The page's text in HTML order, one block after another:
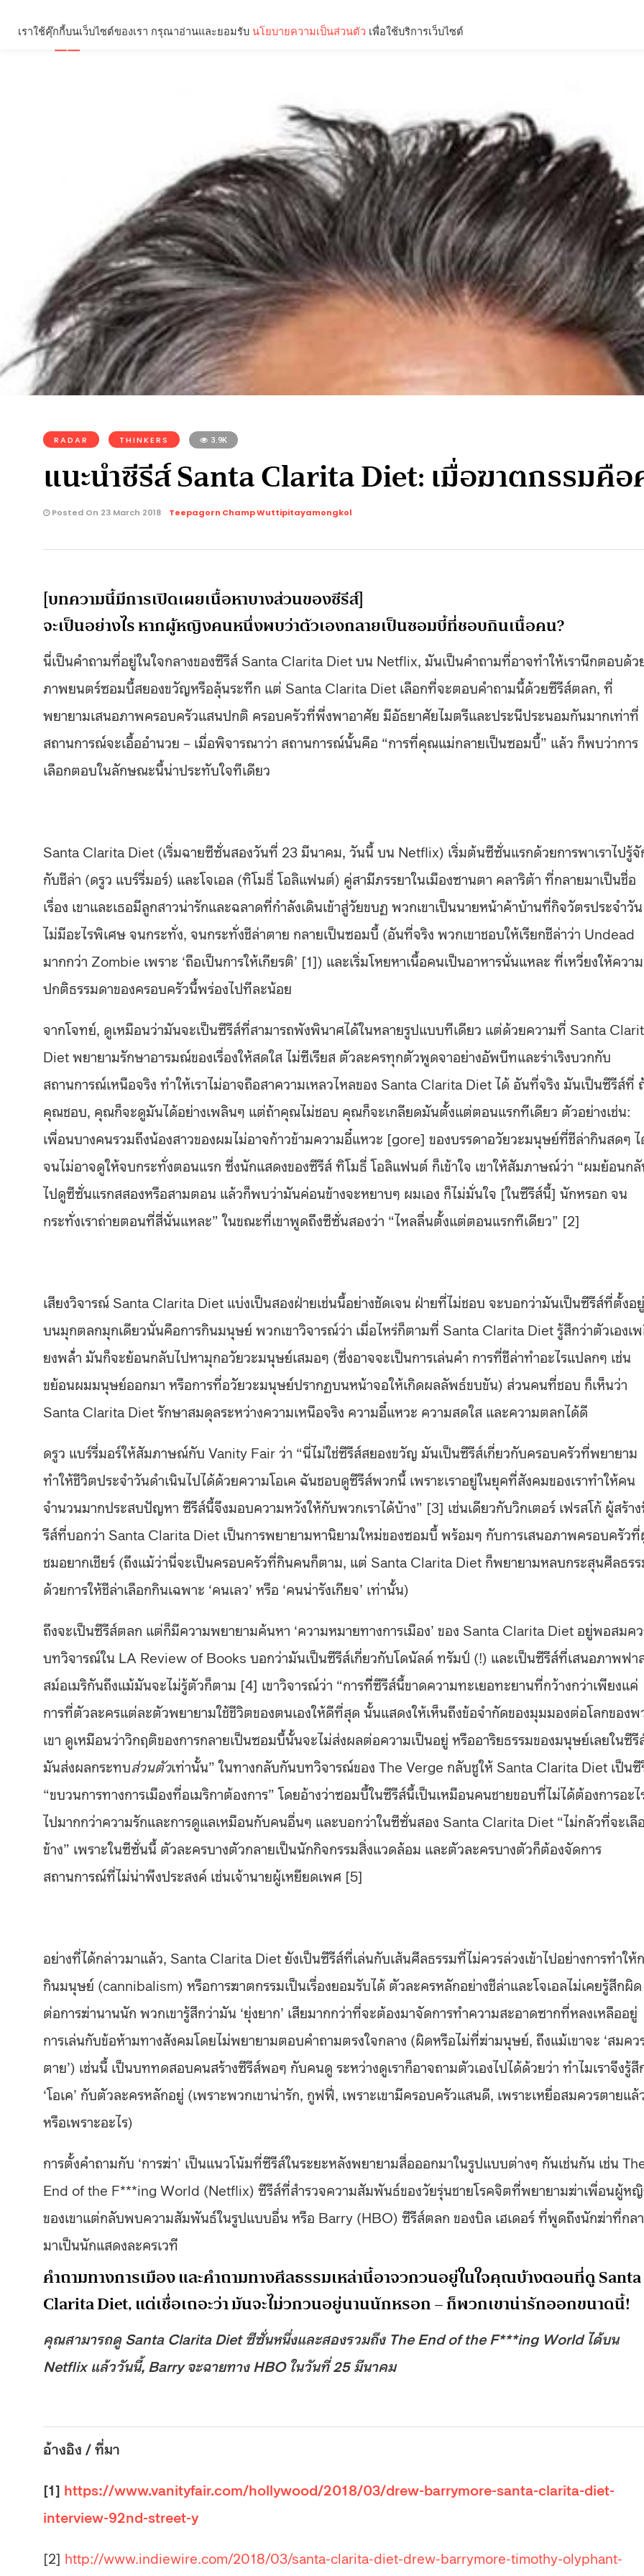
RADAR THINKERS 3.9K
แนะนำซีรีส์ Santa Clarita Diet: เมื่อฆาตกรรมคื
Posted On 23 March 2018 Teepagorn Champ Wuttipitayamongkol
[บทความนี้มีการเปิดเผยเนื้อหาบางส่วนของซีรีส์]
จะเป็นอย่างไร หากผู้หญิงคนหนึ่งพบว่าตัวเองกลายเป็นซอมบี้ที่ชอบกินเนื้อคน?
นี่เป็นคำถามที่อยู่ในใจกลางของซีรีส์​ Santa Clarita​ Diet บน Netflix, มันเป็นคำถามที่อาจทำให้เรานึกตอบด้ว
ภาพยนตร์ซอมบี้สยองขวัญหรือลุ้นระทึก แต่ Santa Clarita Diet เลือกที่จะตอบคำถามนี้ด้วยซีรีส์ตลก, ที่
พยายามเสนอภาพครอบครัวแสนปกติ ครอบครัวที่พึ่งพาอาศัย มีอัธยาศัยไมตรีและประนีประนอมกันมากเท่าที่
สถานการณ์จะเอื้ออำนวย – เมื่อพิจารณาว่า สถานการณ์นั้นคือ “การที่คุณแม่กลายเป็นซอมบี้” แล้ว ก็พบว่าการ
เลือกตอบในลักษณะนี้น่าประทับใจทีเดียว
Santa Clarita Diet (เริ่มฉายซีซั่นสองวันที่ 23 มีนาคม, วันนี้ บน Netflix) เริ่มต้นซีซั่นแรกด้วยการพาเราไปรู้จั
กับชีล่า (ดรูว แบร์รี่มอร์) และโจเอล (ทิโมธี่ โอลิแฟนต์) คู่สามีภรรยาในเมืองซานตา คลาริต้า ที่กลายมาเป็นชื่อ
เรื่อง เขาและเธอมีลูกสาวน่ารักและฉลาดที่กำลังเดินเข้าสู่วัยขบฏ พวกเขาเป็นนายหน้าค้าบ้านที่กิจวัตรประจำวัน
ไม่มีอะไรพิเศษ จนกระทั่ง, จนกระทั่งชีล่าตาย กลายเป็นซอมบี้ (อันที่จริง พวกเขาชอบให้เรียกชีล่าว่า Undead
มากกว่า Zombie เพราะ ‘ถือเป็นการให้เกียรติ’ [1]) และเริ่มโหยหาเนื้อคนเป็นอาหารนั่นแหละ ที่เหวี่ยงให้ความ
ปกติธรรมดาของครอบครัวนี้พร่องไปทีละน้อย
จากโจทย์, ดูเหมือนว่ามันจะเป็นซีรีส์ที่สามารถพังพินาศได้ในหลายรูปแบบทีเดียว แต่ด้วยความที่ Santa
Diet พยายามรักษาอารมณ์ของเรื่องให้สดใส ไม่ซีเรียส ตัวละครทุกตัวพูดจาอย่างอัพบีทและร่าเริงบวกกับ
สถานการณ์เหนือจริง ทำให้เราไม่อาจถือสาความเหลวไหลของ Santa Clarita Diet ได้ อันที่จริง มันเป็นซีรีส์ที่
คุณชอบ, คุณก็จะดูมันได้อย่างเพลินๆ แต่ถ้าคุณไม่ชอบ คุณก็จะเกลียดมันตั้งแต่ตอนแรกทีเดียว ตัวอย่างเช่น:
เพื่อนบางคนรวมถึงน้องสาวของผมไม่อาจก้าวข้ามความอี๋แหวะ [gore] ของบรรดาอวัยวะมนุษย์ที่ชีล่ากินสดๆ
จนไม่อาจดูให้จบกระทั่งตอนแรก ซึ่งนักแสดงของซีรีส์ ทิโมธี่ โอลิแฟนต์ ก็เข้าใจ เขาให้สัมภาษณ์ว่า “ผมย้อนก
ไปดูซีซั่นแรกสสองหรือสามตอน แล้วก็พบว่ามันค่อนข้างจะหยาบๆ ผมเอง ก็ไม่มั่นใจ [ในซีรีส์นี้] นักหรอก จน
กระทั่งเราถ่ายตอนที่สี่นั่นแหละ” ในขณะที่เขาพูดถึงซีซั่นสองว่า “ไหลลื่นตั้งแต่ตอนแรกทีเดียว” [2]
เสียงวิจารณ์ Santa Clarita Diet แบ่งเป็นสองฝ่ายเช่นนี้อย่างชัดเจน ฝ่ายที่ไม่ชอบ จะบอกว่ามันเป็นซีรีส์ที่ตั้งอยู่
บนมุกตลกมุกเดียวนั่นคือการกินมนุษย์ พวกเขาวิจารณ์ว่า เมื่อไหร่ก็ตามที่ Santa Clarita Diet รู้สึกว่าตัวเองเ
ยงพล่้ำ มันก็จะย้อนกลับไปหามุกอวัยวะมนุษย์เสมอๆ (ซึ่งอาจจะเป็นการเล่นคำ การที่ชีล่าทำอะไรแปลกๆ เช่น
ขย้อนผมมนุษย์ออกมา หรือการที่อวัยวะมนุษย์ปรากฏบนหน้าจอให้เกิดผลลัพธ์ขบขัน) ส่วนคนที่ชอบ ก็เห็นว่า
Santa Clarita Diet รักษาสมดุลระหว่างความเหนือจริง ความอี๋แหวะ ความสดใส และความตลกได้ดี
ดรูว แบร์รี่มอร์ให้สัมภาษณ์กับ Vanity Fair ว่า “นี่ไม่ใช่ซีรีส์สยองขวัญ มันเป็นซีรีส์เกี่ยวกับครอบครัวที่พยายาม
ทำให้ชีวิตประจำวันดำเนินไปได้ด้วยความโอเค ฉันชอบดูซีรีส์พวกนี้ เพราะเราอยู่ในยุคที่สังคมของเราทำให้คน
จำนวนมากประสบปัญหา ซีรีส์นี้จึงมอบความหวังให้กับพวกเราได้บ้าง” [3] เช่นเดียวกับวิกเตอร์ เฟรสโก้ ผู้สร้า
รีส์ที่บอกว่า Santa Clarita Diet เป็นการพยายามหานิยามใหม่ของซอมบี้ พร้อมๆ กับการเสนอภาพครอบครัว
ชมอยากเชียร์ (ถึงแม้ว่านี่จะเป็นครอบครัวที่กินคนก็ตาม, แต่ Santa Clarita Diet ก็พยายามหลบกระสุนศีลธร
ด้วยการให้ชีล่าเลือกกินเฉพาะ ‘คนเลว’ หรือ ‘คนน่ารังเกียจ’ เท่านั้น)
ถึงจะเป็นซีรีส์ตลก แต่ก็มีความพยายามค้นหา ‘ความหมายทางการเมือง’ ของ Santa Clarita Diet อยู่พอสมค
บทวิจารณ์ใน LA Review of Books บอกว่ามันเป็นซีรีส์เกี่ยวกับโดนัลด์ ทรัมป์ (!) และเป็นซีรีส์ที่เสนอภาพฟา
สม์อเมริกันถึงแม้มันจะไม่รู้ตัวก็ตาม [4] เขาวิจารณ์ว่า “การที่ีซีรีส์นี้ขาดความทะเยอทะยานที่กว้างกว่าเพียงแค่
การที่ตัวละครแต่ละตัวพยายามใช้ชีวิตของตนเองให้ดีที่สุด นั้นแสดงให้เห็นถึงข้อจำกัดของมุมมองต่อโลกของพ
เขา ดูเหมือนว่าวิกฤติของการกลายเป็นซอมบี้นั้นจะไม่ส่งผลต่อความเป็นอยู่ หรืออาริยธรรมของมนุษย์เลยในซี
มันส่งผลกระทบส่วนตัวเท่านั้น” ในทางกลับกันบทวิจารณ์ของ The Verge กลับชูให้ Santa Clarita Diet เป็นซี
“ขบวนการทางการเมืองที่อเมริกาต้องการ” โดยอ้างว่าซอมบี้ในซีรีส์นี้เป็นเหมือนคนชายขอบที่ไม่ได้ต้องการอะไ
ไปมากกว่าความรักและการดูแลเหมือนกับคนอื่นๆ และบอกว่าในซีซั่นสอง Santa Clarita Diet “ไม่กลัวที่จะเลื
ข้าง” เพราะในซีซั่นนี้ ตัวละครบางตัวกลายเป็นนักกิจกรรมสิ่งแวดล้อม และตัวละครบางตัวก็ต้องจัดการ
สถานการณ์ที่ไม่น่าพึงประสงค์ เช่นเจ้านายผู้เหยียดเพศ [5]
อย่างที่ได้กล่าวมาแล้ว, Santa Clarita Diet ยังเป็นซีรีส์ที่เล่นกับเส้นศีลธรรมที่ไม่ควรล่วงเข้าไปอย่างการทำให้
กินมนุษย์ (cannibalism) หรือการฆาตกรรมเป็นเรื่องยอมรับได้ ตัวละครหลักอย่างชีล่าและโจเอลไม่เคยรู้สึกผิด
ต่อการฆ่านานนัก พวกเขารู้สึกว่ามัน ‘ยุ่งยาก’ เสียมากกว่าที่จะต้องมาจัดการทำความสะอาดซากที่หลงเหลืออยู่
การเล่นกับข้อห้ามทางสังคมโดยไม่พยายามตอบคำถามตรงใจกลาง (ผิดหรือไม่ที่ฆ่ามนุษย์, ถึงแม้เขาจะ ‘สมคว
ตาย’) เช่นนี้ เป็นบททดสอบคนสร้างซีรีส์พอๆ กับคนดู ระหว่างดูเราก็อาจถามตัวเองไปได้ด้วยว่า ทำไมเราจึงรู้สึ
‘โอเค’ กับตัวละครหลักอยู่ (เพราะพวกเขาน่ารัก, กูฟฟี่, เพราะเขามีครอบครัวแสนดี, เพราะเหยื่อสมควรตายแล้
หรือเพราะอะไร)
การตั้งคำถามกับ ‘การฆ่า’ เป็นแนวโน้มที่ซีรีส์ในระยะหลังพยายามสื่อออกมาในรูปแบบต่างๆ กันเช่นกัน เช่น
End of the F***ing World (Netflix) ซีรีส์ที่สำรวจความสัมพันธ์ของวัยรุ่นชายโรคจิตที่พยายามฆ่าเพื่อนผู้ห
ของเขาแต่กลับพบความสัมพันธ์ในรูปแบบอื่น หรือ Barry (HBO) ซีรีส์ตลก ของบิล เฮเดอร์ ที่พูดถึงนักฆ่าที่กล
มาเป็นนักแสดงละครเวที
คำถามทางการเมือง และคำถามทางศีลธรรมเหล่านี้อาจวกวนอยู่ในใจคุณบ้างตอนที่ดู Santa
Clarita Diet, แต่เชื่อเถอะว่า มันจะไม่วกวนอยู่นานนักหรอก – ก็พวกเขาน่ารักออกขนาดนี้!
คุณสามารถดู Santa Clarita Diet ซีซั่นหนึ่งและสองรวมถึง The End of the F***ing World ได้บน
Netflix แล้ววันนี้, Barry จะฉายทาง HBO ในวันที่ 25 มีนาคม
อ้างอิง / ที่มา
[1] https://www.vanityfair.com/hollywood/2018/03/drew-barrymore-santa-clarita-diet-
interview-92nd-street-y
[2] http://www.indiewire.com/2018/03/santa-clarita-diet-drew-barrymore-timothy-olyphant-
เราใช้คุ๊กกี้บนเว็บไซต์ของเรา กรุณาอ่านและยอมรับ นโยบายความเป็นส่วนตัว เพื่อใช้บริการเว็บไซต์